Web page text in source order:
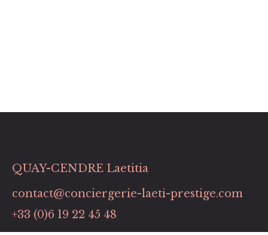
QUAY-CENDRE Laetitia
contact@conciergerie-laeti-prestige.com
+33 (0)6 19 22 45 48